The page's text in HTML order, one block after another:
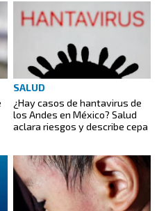
SALUD
¿Hay casos de hantavirus de
los Andes en México? Salud
aclara riesgos y describe cepa